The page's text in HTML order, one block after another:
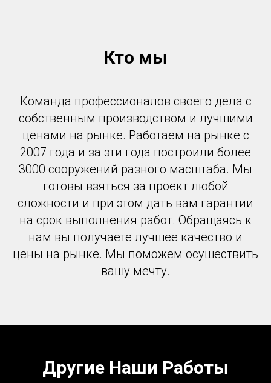
Кто мы
Команда профессионалов своего дела с
собственным производством и лучшими
ценами на рынке. Работаем на рынке с
2007 года и за эти года построили более
3000 сооружений разного масштаба. Мы
готовы взяться за проект любой
сложности и при этом дать вам гарантии
на срок выполнения работ. Обращаясь к
нам вы получаете лучшее качество и
цены на рынке. Мы поможем осуществить
вашу мечту.
Другие Наши Работы